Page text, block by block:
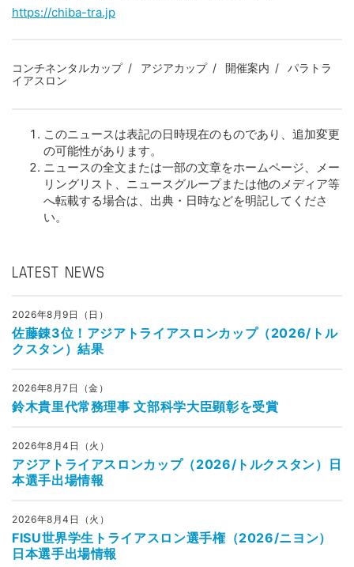
https://chiba-tra.jp
コンチネンタルカップ アジアカップ 開催案内
パラトラ
イアスロン
このニュースは表記の日時現在のものであり、追加変更
の可能性があります。
ニュースの全文または一部の文章をホームページ、メー
リングリスト、ニュースグループまたは他のメディア等
へ転載する場合は、出典・日時などを明記してくださ
い。
LATEST NEWS
2026年8月9日（日）
佐藤錬3位！アジアトライアスロンカップ（2026/トル
クスタン）結果
2026年8月7日（金）
鈴木貴里代常務理事 文部科学大臣顕彰を受賞
2026年8月4日（火）
アジアトライアスロンカップ（2026/トルクスタン）日
本選手出場情報
2026年8月4日（火）
FISU世界学生トライアスロン選手権（2026/ニヨン）
日本選手出場情報